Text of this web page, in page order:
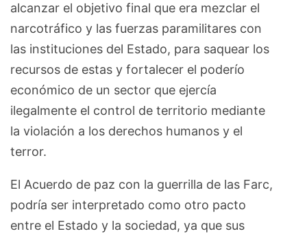
alcanzar el objetivo final que era mezclar el
narcotráfico y las fuerzas paramilitares con
las instituciones del Estado, para saquear los
recursos de estas y fortalecer el poderío
económico de un sector que ejercía
ilegalmente el control de territorio mediante
la violación a los derechos humanos y el
terror.
El Acuerdo de paz con la guerrilla de las Farc,
podría ser interpretado como otro pacto
entre el Estado y la sociedad, ya que sus